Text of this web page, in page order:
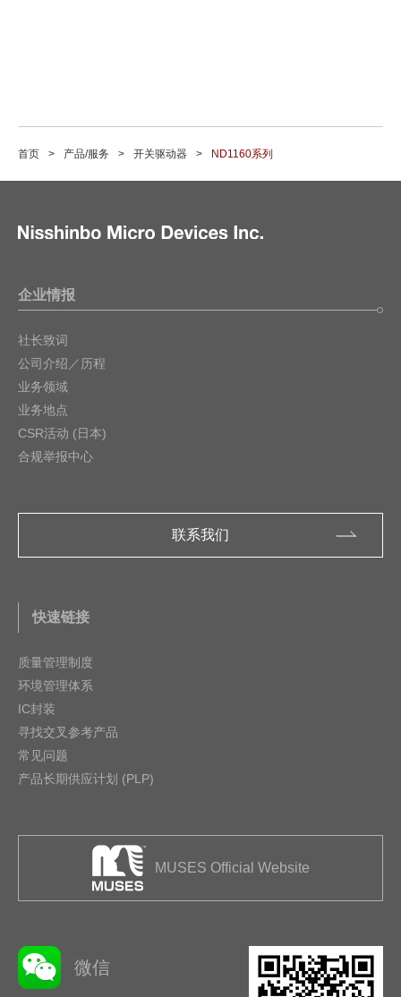
首页 产品/服务 开关驱动器 ND1160系列
企业情报
社长致词
公司介绍／历程
业务领域
业务地点
CSR活动 (日本)
合规举报中心
联系我们
快速链接
质量管理制度
环境管理体系
IC封装
寻找交叉参考产品
常见问题
产品长期供应计划 (PLP)
MUSES Official Website
微信